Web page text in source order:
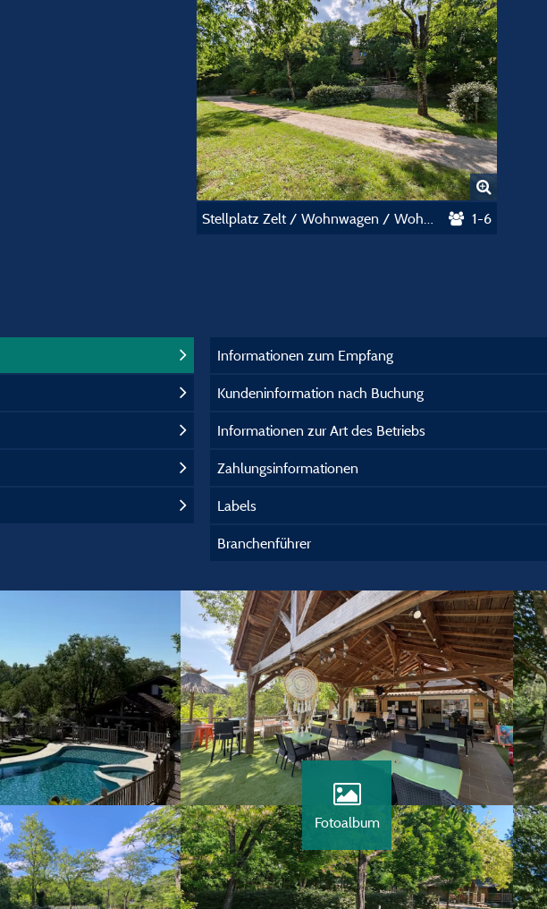
Stellplatz Zelt / Wohnwagen / Wohnmobil 1-6
Informationen zum Empfang
Kundeninformation nach Buchung
Informationen zur Art des Betriebs
Zahlungsinformationen
Labels
Branchenführer
Fotoalbum